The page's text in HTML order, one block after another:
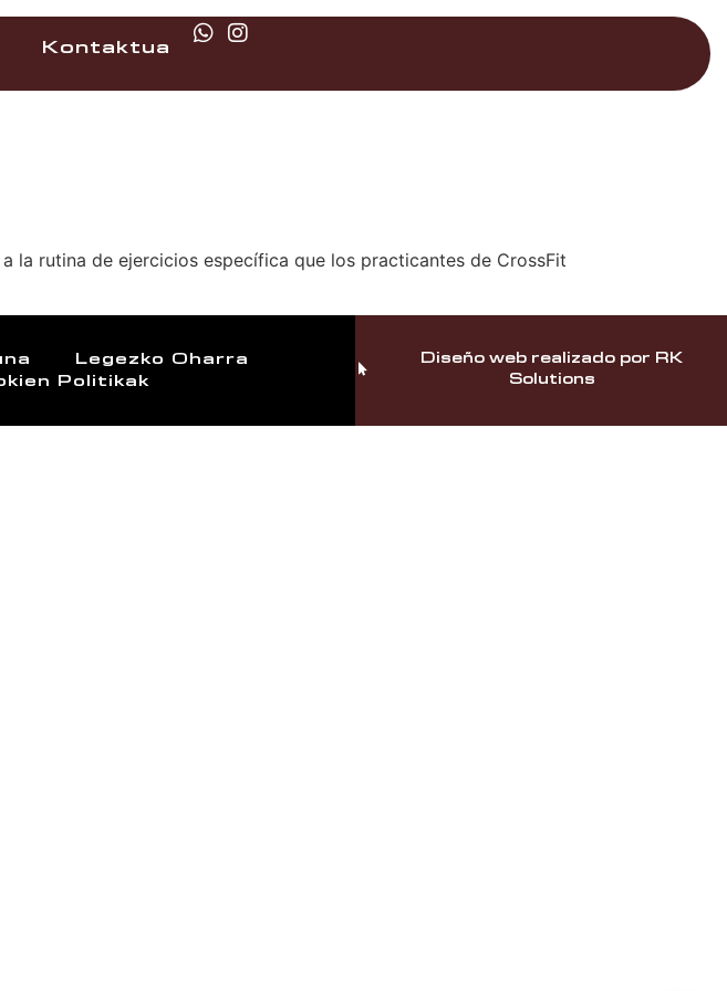
Kontaktua
la rutina de ejercicios específica que los practicantes de CrossFit
Legezko Oharra
Politikak
Diseño web realizado por RK
Solutions